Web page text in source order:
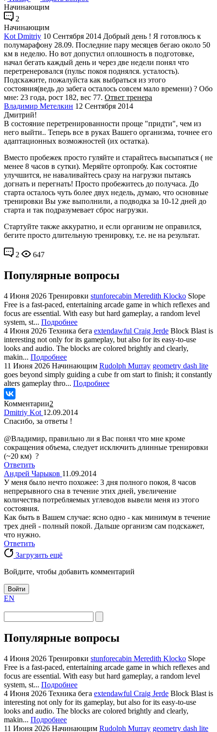
Начинающим
2
Начинающим
Kot Dmitriy 10 Сентября 2014 Добрый день ! Я готовлюсь к
полумарафону 28.09. Последние пару месяцев бегаю около 50
км в неделю. Но вот допустил оплошность в подготовке,
начал бегать каждый день и через две недели понял что
перетренеровался (пульс покоя поднялся. усталость).
Подскажите, пожалуйста как выбраться из этого
состояния(ведь до забега осталось совсем мало времени) ? Обо
мне: 23 года, рост 182, вес 77. Ответ тренера
Владимир Метелкин 12 Сентября 2014
Дмитрий!
В состояние перетренированности проще "придти", чем из
него выйти.. Теперь все в руках Вашего организма, точнее его
адаптационных возможностей (их остатка).
Вместо пробежек просто гуляйте и старайтесь высыпаться ( не
менее 8 часов в сутки). Меряйте ортопробу. Как состоятие
улучшится, не наваливайтесь сразу на нагрузки пытаясь
догнать и перегнать! Просто пробежитесь до получаса. До
старта осталось чуть более двух недель, думаю, что основные
тренировки Вы уже выполнили, а подводка за 10-12 дней до
старта и так подразумевает сброс нагрузки.
Стартуйте также аккуратно, и если организм не оправился,
бегите просто длительную тренировку, т.е. не на результат.
2 647
Популярные вопросы
4 Июня 2026 Тренировки stunforecabin Meredith Klocko Slope
Free is a fast-paced, entertaining arcade game in which reflexes and
focus are essential. With easy but hard gameplay, a random level
system, st... Подробнее
4 Июня 2026 Техника бега extendawful Craig Jerde Block Blast is
interesting not only for its gameplay, but also for its easy-to-use
looks and audio. The blocks are colored brightly and clearly,
makin... Подробнее
11 Июня 2026 Начинающим Rudolph Murray geometry dash lite
goes beyond simply guiding a cube fr om start to finish; it constantly
alters gameplay thro... Подробнее
Комментарии2
Dmitriy Kot 12.09.2014
Спасибо, за ответы !
@Владимир, правильно ли я Вас понял что мне кроме
сокращения объема, следует исключить длинные тренировки
(~20 км) ?
Ответить
Андрей Чарыков 11.09.2014
У меня было нечто похожее: 3 дня полного покоя, 8 часов
непрерывного сна в течение этих дней, увеличение
количества потребляемых углеводов вывели меня из этого
состояния.
Как быть в Вашем случае: ясно одно - как минимум в течение
трех дней - полный покой. Дальше организм сам подскажет,
что нужно.
Ответить
Загрузить ещё
Войдите, чтобы добавить комментарий
Войти
EN
Популярные вопросы
4 Июня 2026 Тренировки stunforecabin Meredith Klocko Slope
Free is a fast-paced, entertaining arcade game in which reflexes and
focus are essential. With easy but hard gameplay, a random level
system, st... Подробнее
4 Июня 2026 Техника бега extendawful Craig Jerde Block Blast is
interesting not only for its gameplay, but also for its easy-to-use
looks and audio. The blocks are colored brightly and clearly,
makin... Подробнее
11 Июня 2026 Начинающим Rudolph Murray geometry dash lite